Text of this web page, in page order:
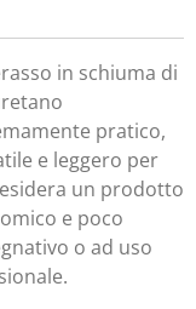
in schiuma di
pratico,
e leggero per
un prodotto
e poco
o ad uso